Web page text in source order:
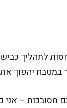
יהפוך את
– אני